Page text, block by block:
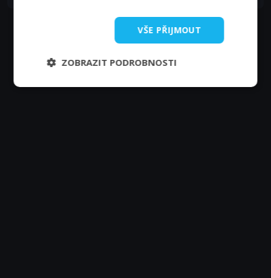
Zobrazit další epizody
VŠE PŘIJMOUT
ZOBRAZIT PODROBNOSTI